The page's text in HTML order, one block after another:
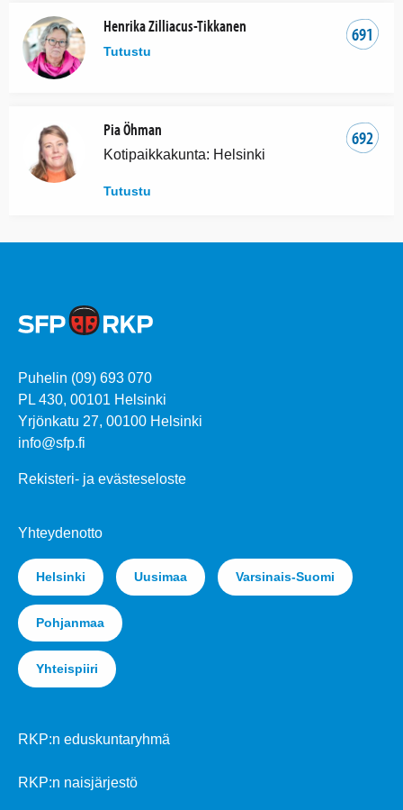
691
Henrika Zilliacus-Tikkanen
Tutustu
692
Pia Öhman
Kotipaikkakunta: Helsinki
Tutustu
Puhelin (09) 693 070
PL 430, 00101 Helsinki
Yrjönkatu 27, 00100 Helsinki
info@sfp.fi
Rekisteri- ja evästeseloste
Yhteydenotto
Helsinki Uusimaa Varsinais-Suomi
Pohjanmaa
Yhteispiiri
RKP:n eduskuntaryhmä
RKP:n naisjärjestö